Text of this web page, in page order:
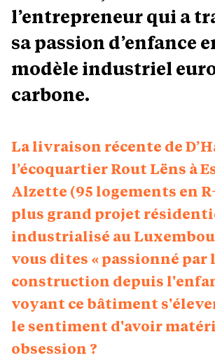
l’entrepreneur qui a
sa passion d’enfance
modèle industriel
carbone.
La livraison récente de
l’écoquartier Rout Lëns à
Alzette (95 logements en
plus grand projet
industrialisé au
vous dites « passionné par
construction depuis
voyant ce bâtiment
le sentiment d'avoir
obsession ?